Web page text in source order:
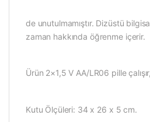
de unutulmamıştır. Dizüstü
zaman hakkında öğrenme içerir.
Ürün 2×1,5 V AA/LR06 pille
Kutu Ölçüleri: 34 x 26 x 5 cm.